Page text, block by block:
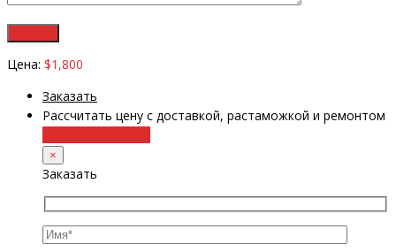
Цена: $1,800
Заказать
Рассчитать цену с доставкой, растаможкой и ремонтом
×
Заказать